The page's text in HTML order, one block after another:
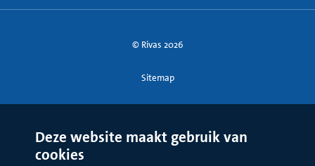
© Rivas 2026
Sitemap
Deze website maakt gebruik van
cookies